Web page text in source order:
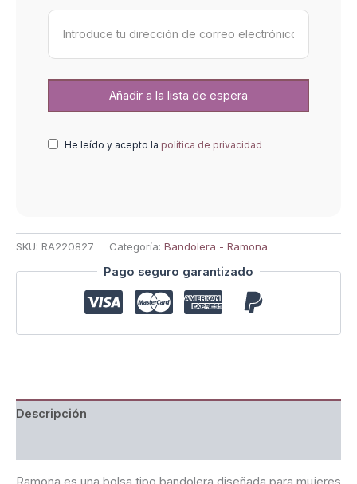
He leído y acepto la política de privacidad
SKU: RA220827 Categoría: Bandolera - Ramona
Pago seguro garantizado
Descripción